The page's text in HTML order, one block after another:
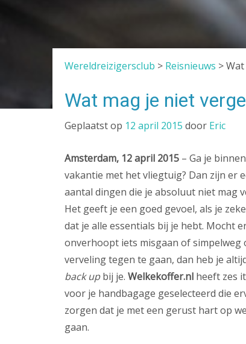
Wereldreizigersclub > Reisnieuws >
Wat mag je niet
Geplaatst op 12 april 2015 door Eric
Amsterdam, 12 april 2015 – Ga je
vakantie met het vliegtuig? Dan zijn er
aantal dingen die je absoluut niet mag
Het geeft je een goed gevoel, als je
dat je alle essentials bij je hebt. Mocht
onverhoopt iets misgaan of simpelweg
verveling tegen te gaan, dan heb je
back upbij je. Welkekoffer.nl heeft zes
voor je handbagage geselecteerd die
zorgen dat je met een gerust hart op
gaan.